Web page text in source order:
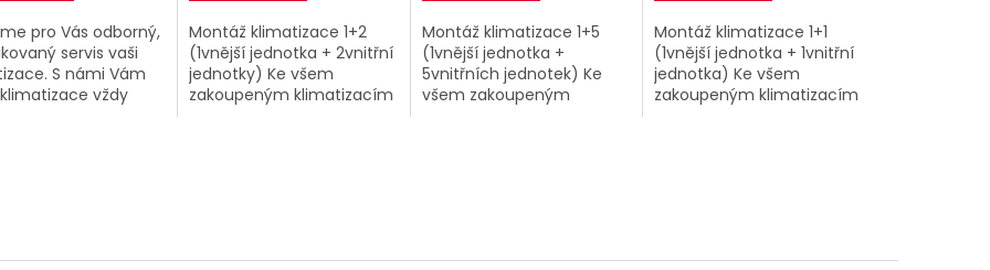
pro Vás odborný,
servis vaši
S námi Vám
vždy
Montáž klimatizace 1+2
(1vnější jednotka + 2vnitřní
jednotky) Ke všem
zakoupeným klimatizacím
Montáž klimatizace 1+5
(1vnější jednotka +
5vnitřních jednotek) Ke
všem zakoupeným
Montáž klimatizace 1+1
(1vnější jednotka + 1vnitřní
jednotka) Ke všem
zakoupeným klimatizacím